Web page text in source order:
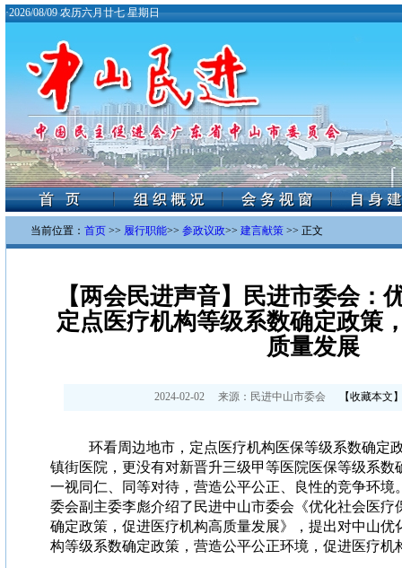
·2026/08/09 农历六月廿七 星期日
当前位置： 首页 >> 履行职能>> 参政议政>> 建言献策 >> 正文
【两会民进声音】民进市委会：
定点医疗机构等级系数确定政策
质量发展
2024-02-02 来源： 民进中山市委会 【收藏本文
环看周边地市，定点医疗机构医保等级系数确定
镇街医院，更没有对新晋升三级甲等医院医保等级系数
一视同仁、同等对待，营造公平公正、良性的竞争环境
委会副主委李彪介绍了民进中山市委会《优化社会医疗
确定政策，促进医疗机构高质量发展》，提出对中山优
构等级系数确定政策，营造公平公正环境，促进医疗机